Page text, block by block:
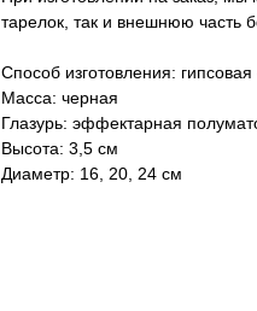
тарелок, так и внешнюю часть
Способ изготовления:
Масса: черная
Глазурь: эффектарная
Высота: 3,5 см
Диаметр: 16, 20, 24 см